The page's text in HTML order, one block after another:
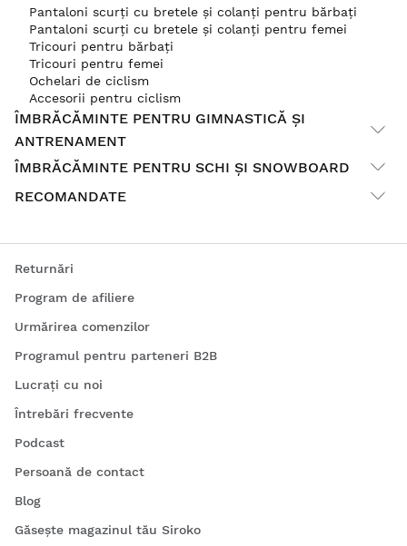
Pantaloni scurți cu bretele și colanți pentru bărbați
Pantaloni scurți cu bretele și colanți pentru femei
Tricouri pentru bărbați
Tricouri pentru femei
Ochelari de ciclism
Accesorii pentru ciclism
ÎMBRĂCĂMINTE PENTRU GIMNASTICĂ ȘI
ANTRENAMENT
ÎMBRĂCĂMINTE PENTRU SCHI ȘI SNOWBOARD
RECOMANDATE
Returnări
Program de afiliere
Urmărirea comenzilor
Programul pentru parteneri B2B
Lucrați cu noi
Întrebări frecvente
Podcast
Persoană de contact
Blog
Găsește magazinul tău Siroko